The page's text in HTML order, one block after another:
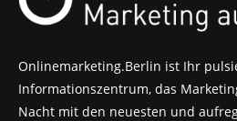
Onlinemarketing.Berlin ist Ihr
Informationszentrum, das
Nacht mit den neuesten und